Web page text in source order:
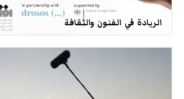
الريادة في الفنون والثقافة